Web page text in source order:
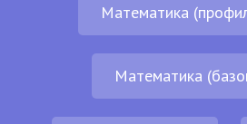
Математика
Математика